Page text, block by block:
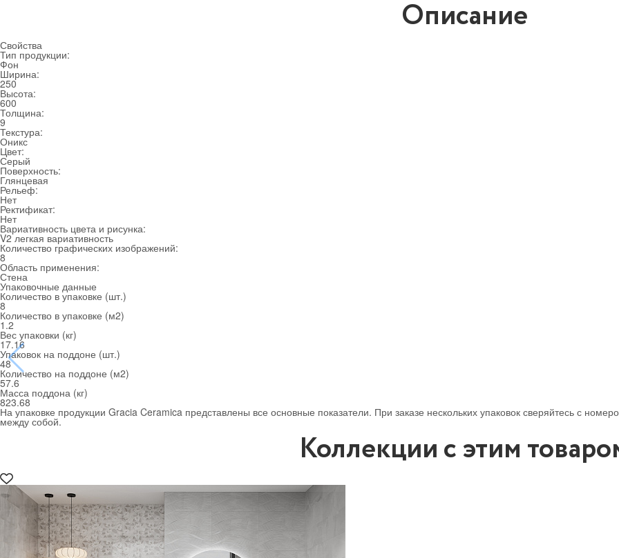
Описание
Свойства
Тип продукции:
Фон
Ширина:
250
Высота:
600
Толщина:
9
Текстура:
Оникс
Цвет:
Серый
Поверхность:
Глянцевая
Рельеф:
Нет
Ректификат:
Нет
Вариативность цвета и рисунка:
V2 легкая вариативность
Количество графических изображений:
8
Область применения:
Стена
Упаковочные данные
Количество в упаковке (шт.)
8
Количество в упаковке (м2)
1.2
Вес упаковки (кг)
17.16
Упаковок на поддоне (шт.)
48
Количество на поддоне (м2)
57.6
Масса поддона (кг)
823.68
На упаковке продукции Gracia Ceramica представлены все основные показатели. При заказе нескольких упаковок сверяйтесь с
между собой.
Коллекции с этим